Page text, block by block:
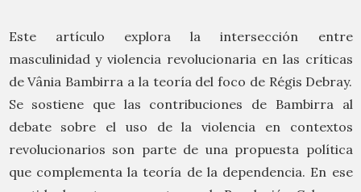
Este artículo explora la intersección entre
masculinidad y violencia revolucionaria en las críticas
de Vânia Bambirra a la teoría del foco de Régis Debray.
Se sostiene que las contribuciones de Bambirra al
debate sobre el uso de la violencia en contextos
revolucionarios son parte de una propuesta política
que complementa la teoría de la dependencia. En ese